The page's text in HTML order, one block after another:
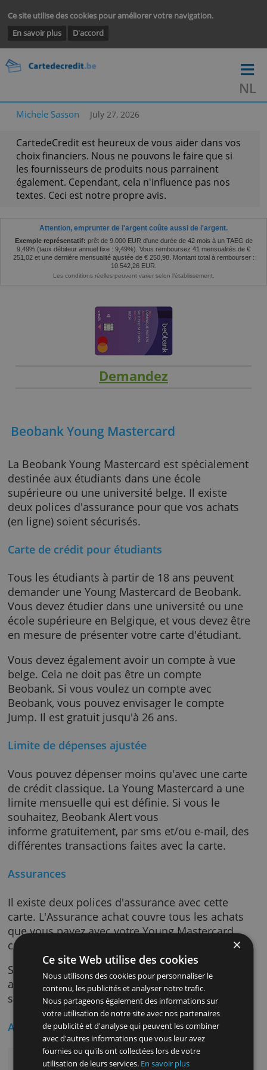
Ce site utilise des cookies pour améliorer votre navigation.
En savoir plus
D'accord
CartedeCredit est heureux de vous aider dans
choix financiers. Nous ne pouvons le faire que si
les fournisseurs de produits nous parrainent
textes. Ceci est notre propre avis.
Attention, emprunter de l'argent coûte aussi de l'argent.
Exemple représentatif:prêt de 9.000 EUR d'une durée de 42 mois à un
Les conditions réelles peuvent varier selon l’établissement.
Demandez
Beobank Young Mastercard
La Beobank Young Mastercard est
destinée aux étudiants dans une école
supérieure ou une université belge. Il existe
deux polices d'assurance pour que vos
(en ligne) soient sécurisés.
Carte de crédit pour étudiants
Tous les étudiants à partir de 18 ans peuvent
demander une Young Mastercard de
Vous devez étudier dans une université ou
école supérieure en Belgique, et vous devez
en mesure de présenter votre carte
Vous devez également avoir un compte à
belge. Cela ne doit pas être un compte
Beobank. Si vous voulez un compte avec
Beobank, vous pouvez envisager le compte
Jump. Il est gratuit jusqu'à 26 ans.
Limite de dépenses ajustée
Vous pouvez dépenser moins qu'avec une
de crédit classique. La Young Mastercard a
limite mensuelle qui est définie. Si vous le
souhaitez, Beobank Alert vous
informe gratuitement, par sms et/ou e-mail,
différentes transactions faites avec la carte.
Assurances
Il existe deux polices d'assurance avec cette
carte. L'Assurance achat couvre tous les
que vous payez avec votre Young Mastercard